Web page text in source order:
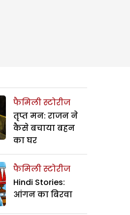
फैमिली स्टोरीज
तृप्त मन: राजन ने
कैसे बचाया बहन
का घर
फैमिली स्टोरीज
Hindi Stories:
आंगन का बिरवा